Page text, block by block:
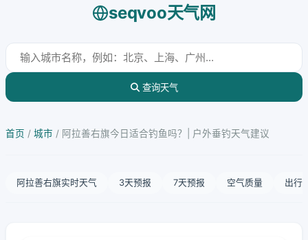
seqvoo天气网
查询天气
首页 / 城市 / 阿拉善右旗今日适合钓鱼吗？| 户外垂钓天气建议
阿拉善右旗实时天气 3天预报 7天预报 空气质量 出行